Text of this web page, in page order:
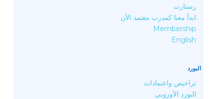
رستارت
ابدأ معنا كمدرب معتمد الأن
Membership
English
البورد
تراخيص واعتمادات
البورد الأوروبي